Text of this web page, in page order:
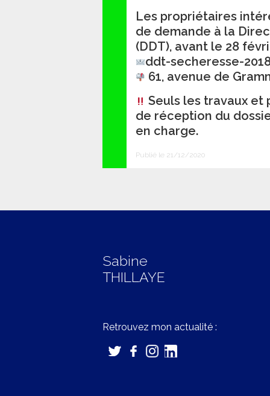
Les propriétaires
de demande à la
(DDT), avant le 28
ddt-secheresse-
61, avenue de
Seuls les travaux et
de réception du
en charge.
Publié le 21/12/2020
Sabine
THILLAYE
Retrouvez mon actualité :